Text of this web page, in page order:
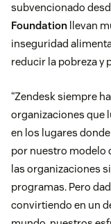
subvencionado
Foundation llevan
inseguridad
reducir la pobreza y
“Zendesk siempre
organizaciones que
en los lugares
por nuestro modelo
las organizaciones
programas. Pero
convirtiendo en un